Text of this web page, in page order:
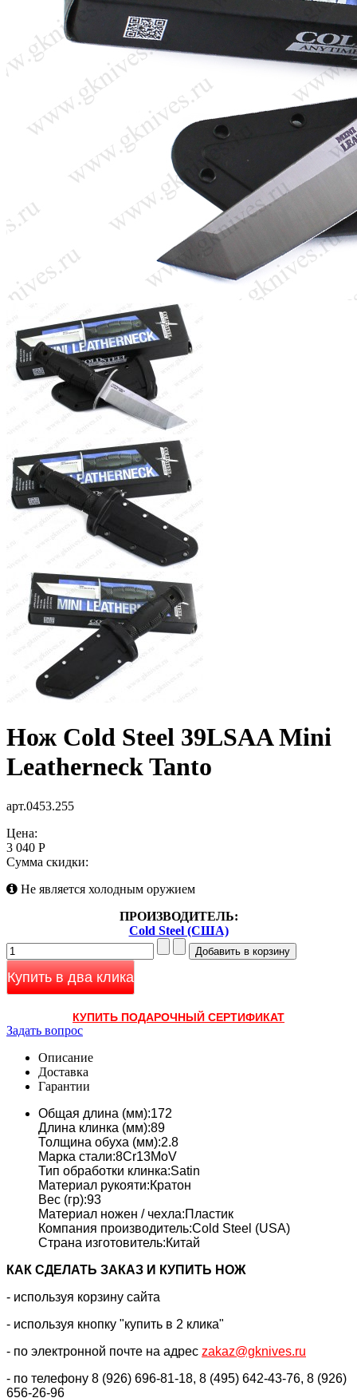
Нож Cold Steel 39LSAA Mini
Leatherneck Tanto
арт.0453.255
Цена:
3 040 Р
Сумма скидки:
Не является холодным оружием
ПРОИЗВОДИТЕЛЬ:
Cold Steel (США)
Купить в два клика
КУПИТЬ ПОДАРОЧНЫЙ СЕРТИФИКАТ
Задать вопрос
Описание
Доставка
Гарантии
Общая длина (мм):172
Длина клинка (мм):89
Толщина обуха (мм):2.8
Марка стали:8Cr13MoV
Тип обработки клинка:Satin
Материал рукояти:Кратон
Вес (гр):93
Материал ножен / чехла:Пластик
Компания производитель:Cold Steel (USA)
Страна изготовитель:Китай
КАК CДЕЛАТЬ ЗАКАЗ И КУПИТЬ НОЖ
- используя корзину сайта
- используя кнопку "купить в 2 клика"
- по электронной почте на адрес zakaz@gknives.ru
- по телефону 8 (926) 696-81-18, 8 (495) 642-43-76, 8 (926)
656-26-96